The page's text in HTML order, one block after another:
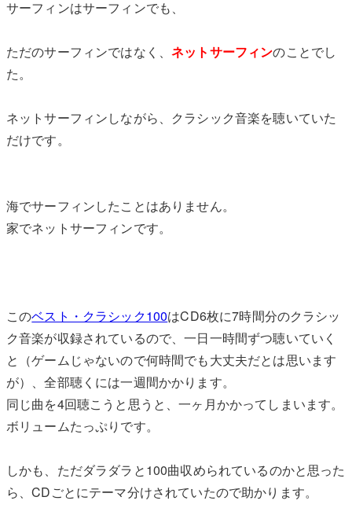
サーフィンはサーフィンでも、
ただのサーフィンではなく、ネットサーフィンのことでし
た。
ネットサーフィンしながら、クラシック音楽を聴いていた
だけです。
海でサーフィンしたことはありません。
家でネットサーフィンです。
このベスト・クラシック100はCD6枚に7時間分のクラシッ
ク音楽が収録されているので、一日一時間ずつ聴いていく
と（ゲームじゃないので何時間でも大丈夫だとは思います
が）、全部聴くには一週間かかります。
同じ曲を4回聴こうと思うと、一ヶ月かかってしまいます。
ボリュームたっぷりです。
しかも、ただダラダラと100曲収められているのかと思った
ら、CDごとにテーマ分けされていたので助かります。